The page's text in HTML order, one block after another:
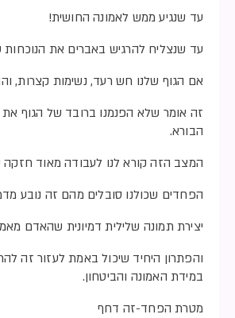
עד שנגיע ממש לאמונה החושית!
עד שנצליח להרגיש באברים את
אם הגוף שלנו חש רעד, נשימות קצרות,
זה אומר שלא הפנמנו ברובד של הגוף
הבורא.
המצב הזה קורא לנו לעבודה מאוד חזקה
הפחדים שכולנו סובלים מהם זה נובע
יצירת תמונה שלילית דמיונית שהאדם
והפתרון היחיד שיכול באמת לעזור זה
במידת האמונה והביטחון.
מטרת הפחד-זה דחף